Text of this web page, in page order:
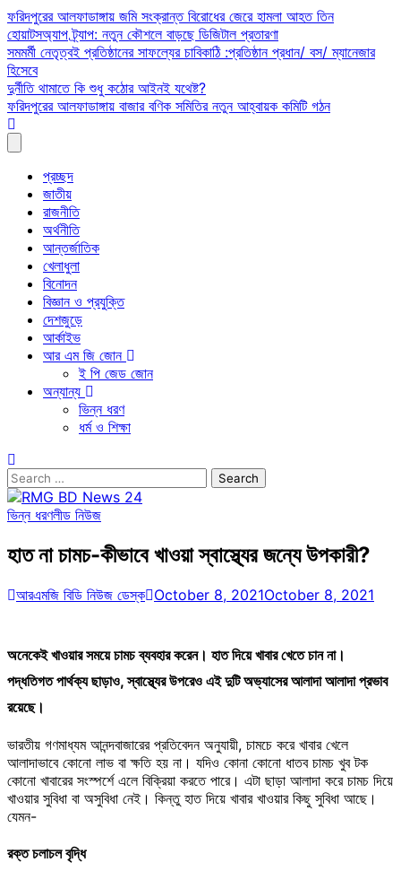
Skip
to
content
ফরিদপুরের আলফাডাঙ্গায় জমি সংক্রান্ত বিরোধের জেরে হামলা আহত তিন
হোয়াটসঅ্যাপ ট্র্যাপ: নতুন কৌশলে বাড়ছে ডিজিটাল প্রতারণা
সমমর্মী নেতৃত্বই প্রতিষ্ঠানের সাফল্যের চাবিকাঠি :প্রতিষ্ঠান প্রধান/ বস/ ম্যানেজার
হিসেবে
দুর্নীতি থামাতে কি শুধু কঠোর আইনই যথেষ্ট?
ফরিদপুরের আলফাডাঙ্গায় বাজার বণিক সমিতির নতুন আহ্বায়ক কমিটি গঠন
প্রচ্ছদ
জাতীয়
রাজনীতি
অর্থনীতি
আন্তর্জাতিক
খেলাধুলা
বিনোদন
বিজ্ঞান ও প্রযুক্তি
দেশজুড়ে
আর্কাইভ
আর এম জি জোন
ই পি জেড জোন
অন্যান্য
ভিন্ন ধরণ
ধর্ম ও শিক্ষা
Search
for:
ভিন্ন ধরণলীড নিউজ
হাত না চামচ-কীভাবে খাওয়া স্বাস্থ্যের জন্যে উপকারী?
আরএমজি বিডি নিউজ ডেস্ক October 8, 2021October 8, 2021
অনেকেই খাওয়ার সময়ে চামচ ব্যবহার করেন। হাত দিয়ে খাবার খেতে চান না।
পদ্ধতিগত পার্থক্য ছাড়াও, স্বাস্থ্যের উপরেও এই দুটি অভ্যাসের আলাদা আলাদা প্রভাব
রয়েছে।
ভারতীয় গণমাধ্যম আনন্দবাজারের প্রতিবেদন অনুযায়ী, চামচে করে খাবার খেলে
আলাদাভাবে কোনো লাভ বা ক্ষতি হয় না। যদিও কোনা কোনো ধাতব চামচ খুব টক
কোনো খাবারের সংস্পর্শে এলে বিক্রিয়া করতে পারে। এটা ছাড়া আলাদা করে চামচ দিয়ে
খাওয়ার সুবিধা বা অসুবিধা নেই। কিন্তু হাত দিয়ে খাবার খাওয়ার কিছু সুবিধা আছে।
যেমন-
রক্ত চলাচল বৃদ্ধি